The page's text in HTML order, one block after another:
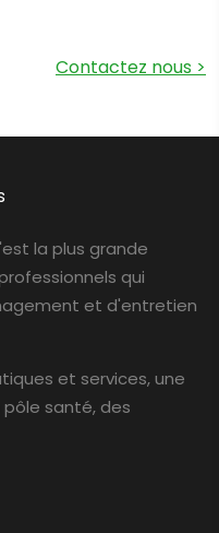
Contactez nous >
la plus grande
qui
et d'entretien
et services, une
pôle santé, des